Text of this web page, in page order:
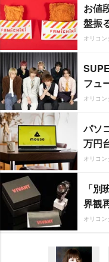
お値
盤振
オリコ
フュ
オリコ
パソ
万円
オリコ
「
界観
オリコ